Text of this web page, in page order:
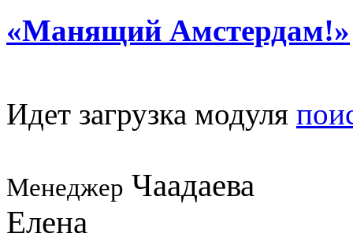
«Манящий Амстердам!»
Идет загрузка модуля
Менеджер Чаадаева
Елена